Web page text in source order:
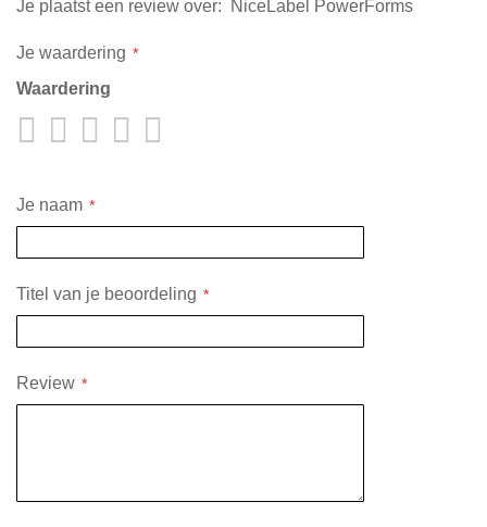
Je plaatst een review over: NiceLabel PowerForms
Je waardering
Waardering
1
star
2
stars
3
stars
4
stars
Je naam
Titel van je beoordeling
Review